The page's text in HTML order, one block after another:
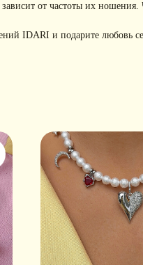
от частоты их
IDARI и подарите любовь